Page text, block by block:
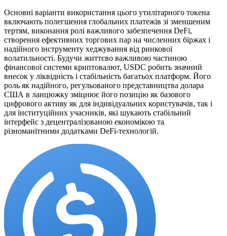
Основні варіанти використання цього утилітарного токена
включають полегшення глобальних платежів зі зменшеним
тертям, виконання ролі важливого забезпечення DeFi,
створення ефективних торгових пар на численних біржах і
надійного інструменту хеджування від ринкової
волатильності. Будучи життєво важливою частиною
фінансової системи криптовалют, USDC робить значний
внесок у ліквідність і стабільність багатьох платформ. Його
роль як надійного, регульованого представництва долара
США в ланцюжку зміцнює його позицію як базового
цифрового активу як для індивідуальних користувачів, так і
для інституційних учасників, які шукають стабільний
інтерфейс з децентралізованою економікою та
різноманітними додатками DeFi-технологій.